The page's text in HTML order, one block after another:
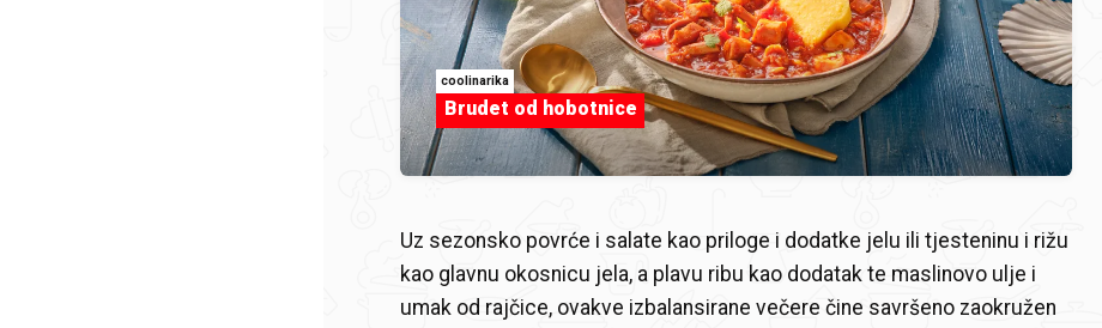
coolinarika
Brudet od hobotnice
Uz sezonsko povrće i salate kao priloge i dodatke jelu ili tjesteninu i rižu
kao glavnu okosnicu jela, a plavu ribu kao dodatak te maslinovo ulje i
umak od rajčice, ovakve izbalansirane večere čine savršeno zaokružen